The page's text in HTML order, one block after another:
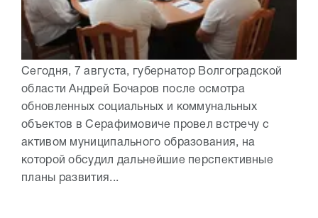
Сегодня, 7 августа, губернатор Волгоградской
области Андрей Бочаров после осмотра
обновленных социальных и коммунальных
объектов в Серафимовиче провел встречу с
активом муниципального образования, на
которой обсудил дальнейшие перспективные
планы развития...